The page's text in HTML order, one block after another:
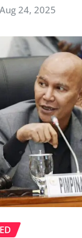
Aug 24, 2025